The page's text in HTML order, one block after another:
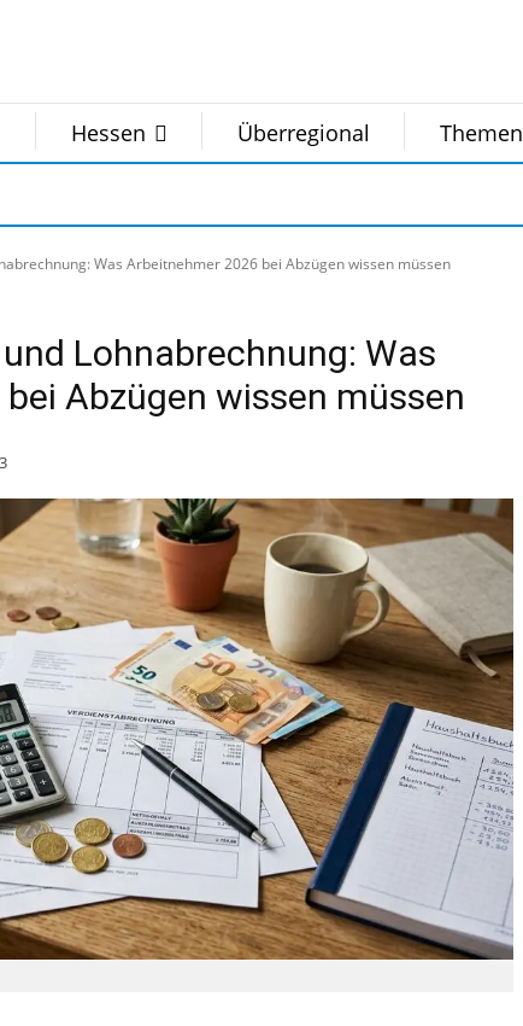
Hessen Überregional Themen
Was Arbeitnehmer 2026 bei Abzügen wissen müssen
Lohnabrechnung: Was
Abzügen wissen müssen